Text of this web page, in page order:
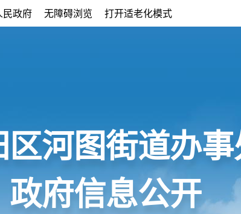
民政府 无障碍浏览 打开适老化模式
区河图街道办
政府信息公开